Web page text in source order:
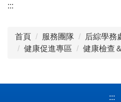
區
:::
首頁 服務團隊 后綜學務
健康促進專區
健康檢查
:::